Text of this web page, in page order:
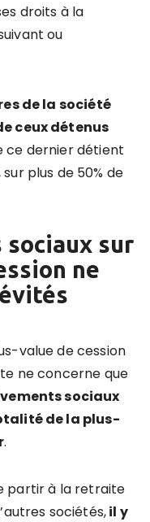
droits à la
ou
de la société
ceux détenus
ce dernier détient
plus de 50% de
sociaux sur
ne
value de cession
ne concerne que
sociaux
de la plus-
.
partir à la retraite
sociétés,il y